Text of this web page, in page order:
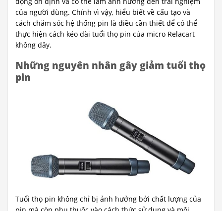
của người dùng. Chính vì vậy, hiểu biết về cấu tạo và
cách chăm sóc hệ thống pin là điều cần thiết để có thể
thực hiện cách kéo dài tuổi thọ pin của micro Relacart
không dây.
Những nguyên nhân gây giảm tuổi thọ
pin
Tuổi thọ pin không chỉ bị ảnh hưởng bởi chất lượng của